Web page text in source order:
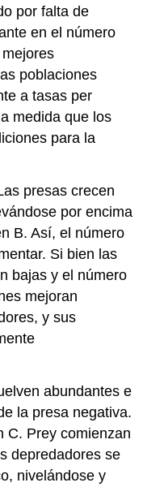
por falta de
en el número
poblaciones
a tasas per
medida que los
para la
presas crecen
por encima
B. Así, el número
Si bien las
bajas y el número
mejoran
y sus
abundantes e
la presa negativa.
C. Prey comienzan
depredadores se
nivelándose y